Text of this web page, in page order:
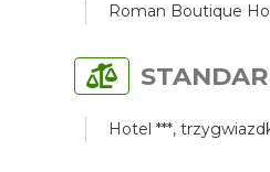
Roman Boutique
Hotel ***,